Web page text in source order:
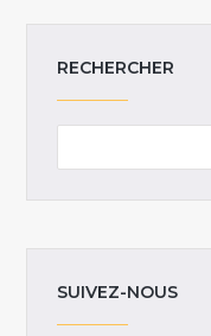
RECHERCHER
SUIVEZ-NOUS